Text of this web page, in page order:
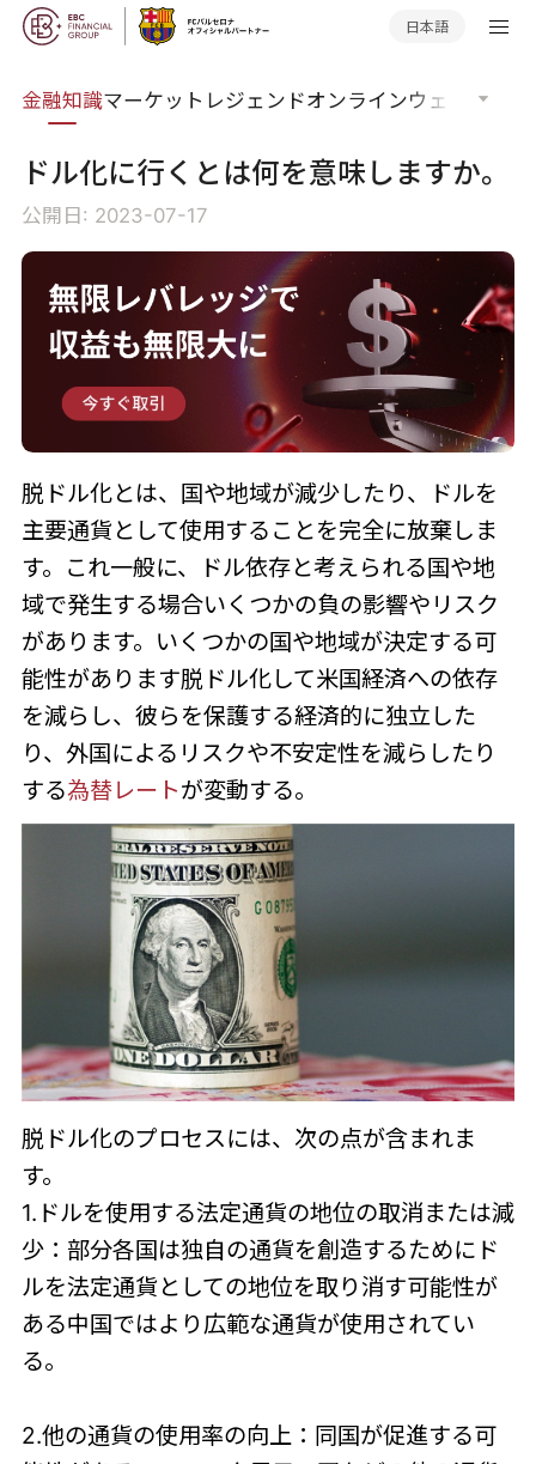
日本語
金融知識マーケットレジェンドオンラインウェビナー
ドル化に行くとは何を意味しますか。
公開日: 2023-07-17
脱ドル化とは、国や地域が減少したり、ドルを
主要通貨として使用することを完全に放棄しま
す。これ一般に、ドル依存と考えられる国や地
域で発生する場合いくつかの負の影響やリスク
があります。いくつかの国や地域が決定する可
能性があります脱ドル化して米国経済への依存
を減らし、彼らを保護する経済的に独立した
り、外国によるリスクや不安定性を減らしたり
する為替レートが変動する。
脱ドル化のプロセスには、次の点が含まれま
す。
1.ドルを使用する法定通貨の地位の取消または減
少：部分各国は独自の通貨を創造するためにド
ルを法定通貨としての地位を取り消す可能性が
ある中国ではより広範な通貨が使用されてい
る。
2.他の通貨の使用率の向上：同国が促進する可